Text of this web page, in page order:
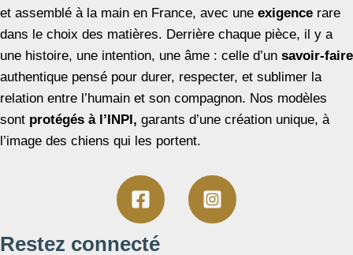
et assemblé à la main en France, avec une exigence rare
dans le choix des matières. Derrière chaque pièce, il y a
une histoire, une intention, une âme : celle d’un savoir-faire
authentique pensé pour durer, respecter, et sublimer la
relation entre l’humain et son compagnon. Nos modèles
sont protégés à l’INPI, garants d’une création unique, à
l’image des chiens qui les portent.
Restez connecté